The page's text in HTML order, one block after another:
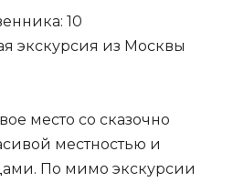
10
экскурсия из Москвы
место со сказочно
местностью и
По мимо экскурсии